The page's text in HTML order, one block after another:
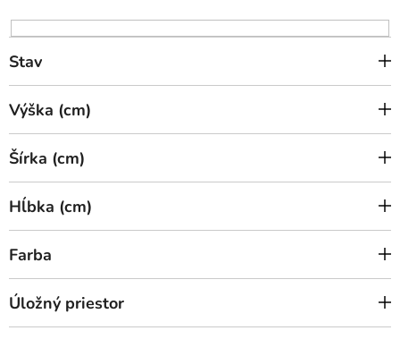
d
u
k
t
o
v
Stav
Výška (cm)
Šírka (cm)
Hĺbka (cm)
Farba
Úložný priestor